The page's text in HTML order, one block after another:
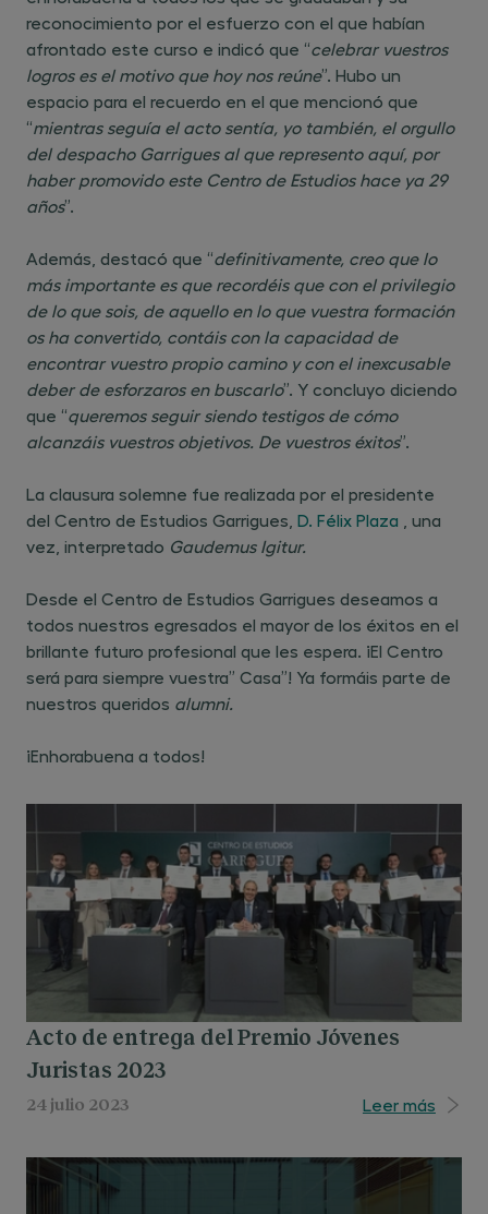
reconocimiento por el esfuerzo con el que habían
afrontado este curso e indicó que “celebrar vuestros
logros es el motivo que hoy nos reúne”. Hubo un
espacio para el recuerdo en el que mencionó que
“mientras seguía el acto sentía, yo también, el orgullo
del despacho Garrigues al que represento aquí, por
haber promovido este Centro de Estudios hace ya 29
años”.
Además, destacó que “definitivamente, creo que lo
más importante es que recordéis que con el privilegio
de lo que sois, de aquello en lo que vuestra formación
os ha convertido, contáis con la capacidad de
encontrar vuestro propio camino y con el inexcusable
deber de esforzaros en buscarlo”. Y concluyo diciendo
que “queremos seguir siendo testigos de cómo
alcanzáis vuestros objetivos. De vuestros éxitos”.
La clausura solemne fue realizada por el presidente
del Centro de Estudios Garrigues, D. Félix Plaza , una
vez, interpretado Gaudemus Igitur.
Desde el Centro de Estudios Garrigues deseamos a
todos nuestros egresados el mayor de los éxitos en el
brillante futuro profesional que les espera. ¡El Centro
será para siempre vuestra” Casa”! Ya formáis parte de
nuestros queridos alumni.
¡Enhorabuena a todos!
Acto de entrega del Premio Jóvenes
Juristas 2023
24 julio 2023 Leer más